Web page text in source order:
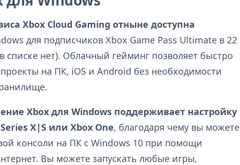
Xbox Cloud Gaming отныне доступна
для подписчиков Xbox Game Pass Ultimate в 22
списке нет). Облачный гейминг позволяет быстро
на ПК, iOS и Android без необходимости
Xbox для Windows поддерживает настройку
X|S или Xbox One, благодаря чему вы можете
консоли на ПК с Windows 10 при помощи
Вы можете запускать любые игры,